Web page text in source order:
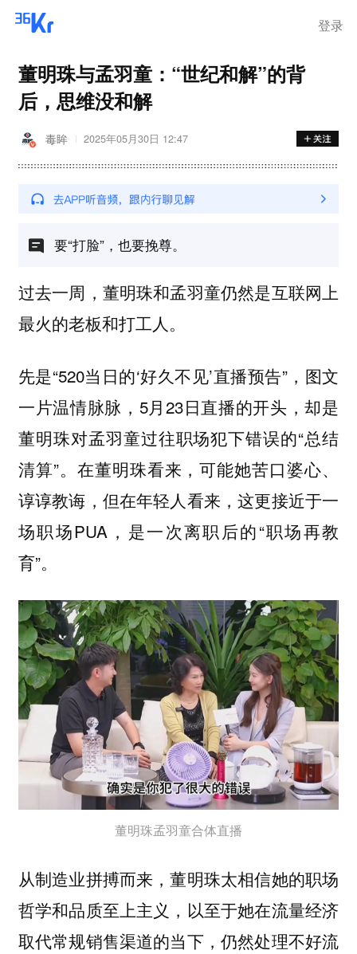
登录
董明珠与孟羽童：“世纪和解”的背
后，思维没和解
毒眸 2025年05月30日 12:47
要“打脸”，也要挽尊。
过去一周，董明珠和孟羽童仍然是互联网上
最火的老板和打工人。
先是“520当日的‘好久不见’直播预告”，图文
一片温情脉脉，5月23日直播的开头，却是
董明珠对孟羽童过往职场犯下错误的“总结
清算”。在董明珠看来，可能她苦口婆心、
谆谆教诲，但在年轻人看来，这更接近于一
场职场PUA，是一次离职后的“职场再教
育”。
董明珠孟羽童合体直播
从制造业拼搏而来，董明珠太相信她的职场
哲学和品质至上主义，以至于她在流量经济
取代常规销售渠道的当下，仍然处理不好流